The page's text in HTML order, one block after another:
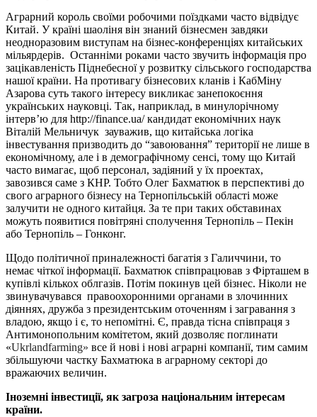
Аграрний король своїми робочими поїздками часто відвідує
Китай. У країні шаоліня він знаний бізнесмен завдяки
неодноразовим виступам на бізнес-конференціях китайських
мільярдерів. Останніми роками часто звучить інформація про
зацікавленість Піднебесної у розвитку сільського господарства
нашої країни. На противагу бізнесових кланів і КабМіну
Азарова суть такого інтересу викликає занепокоєння
українських науковці. Так, наприклад, в минулорічному
інтерв’ю для http://finance.ua/ кандидат економічних наук
Віталій Мельничук зауважив, що китайська логіка
інвестування призводить до “завоювання” території не лише в
економічному, але і в демографічному сенсі, тому що Китай
часто вимагає, щоб персонал, задіяний у їх проектах,
завозився саме з КНР. Тобто Олег Бахматюк в перспективі до
свого аграрного бізнесу на Тернопільській області може
залучити не одного китайця. За те при таких обставинах
можуть появитися повітряні сполучення Тернопіль – Пекін
або Тернопіль – Гонконг.
Щодо політичної приналежності багатія з Галиччини, то
немає чіткої інформації. Бахматюк співпрацював з Фірташем в
купівлі кількох облгазів. Потім покинув цей бізнес. Ніколи не
звинувачувався правоохоронними органами в злочинних
діяннях, дружба з президентським оточенням і загравання з
владою, якщо і є, то непомітні. Є, правда тісна співпраця з
Антимонопольним комітетом, який дозволяє поглинати
«Ukrlandfarming» все й нові і нові аграрні компанії, тим самим
збільшуючи частку Бахматюка в аграрному секторі до
вражаючих величин.
Іноземні інвестиції, як загроза національним інтересам
країни.